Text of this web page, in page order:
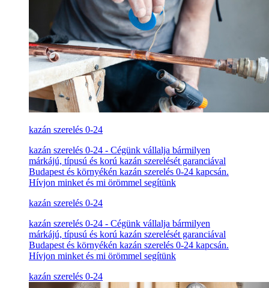
kazán szerelés 0-24
kazán szerelés 0-24 - Cégünk vállalja bármilyen
márkájú, típusú és korú kazán szerelését garanciával
Budapest és környékén kazán szerelés 0-24 kapcsán.
Hívjon minket és mi örömmel segítünk
kazán szerelés 0-24
kazán szerelés 0-24 - Cégünk vállalja bármilyen
márkájú, típusú és korú kazán szerelését garanciával
Budapest és környékén kazán szerelés 0-24 kapcsán.
Hívjon minket és mi örömmel segítünk
kazán szerelés 0-24